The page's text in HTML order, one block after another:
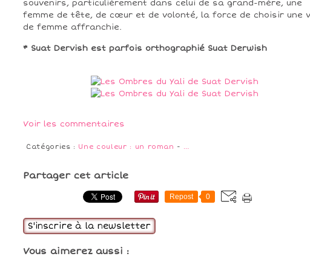
souvenirs, particulièrement dans celui de sa grand-mère, une
femme de tête, de cœur et de volonté, la force de choisir une
de femme affranchie.
* Suat Dervish est parfois orthographié Suat Derwish
Voir les commentaires
Catégories : Une couleur : un roman - …
Partager cet article
Repost 0
S'inscrire à la newsletter
Vous aimerez aussi :